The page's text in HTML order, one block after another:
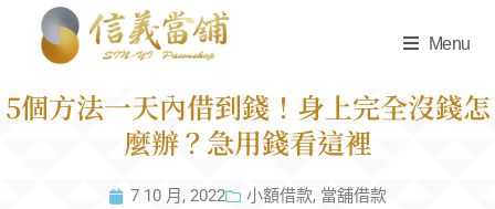
Menu
5個方法一天內借到錢！身上完全沒錢怎
麼辦？急用錢看這裡
7 10 月, 2022 小額借款, 當舖借款